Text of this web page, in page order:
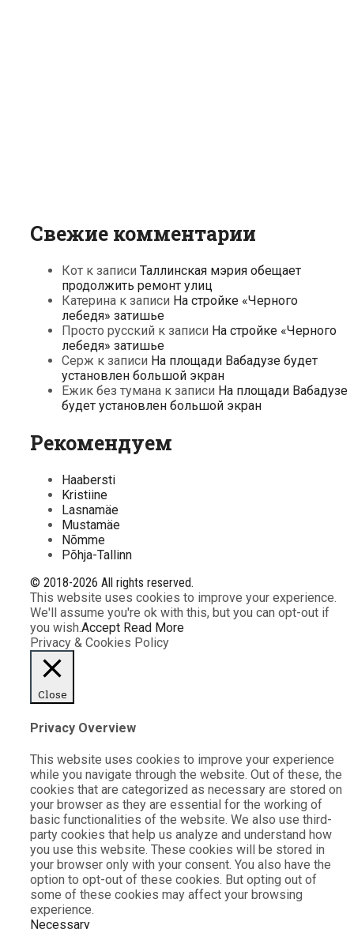
Свежие комментарии
Кот к записи Таллинская мэрия обещает
продолжить ремонт улиц
Катерина к записи На стройке «Черного
лебедя» затишье
Просто русский к записи На стройке «Черного
лебедя» затишье
Серж к записи На площади Вабадузе будет
установлен большой экран
Ежик без тумана к записи На площади Вабадузе
будет установлен большой экран
Рекомендуем
Haabersti
Kristiine
Lasnamäe
Mustamäe
Nõmme
Põhja-Tallinn
© 2018-2026 All rights reserved.
This website uses cookies to improve your experience.
We'll assume you're ok with this, but you can opt-out if
you wish.Accept Read More
Privacy & Cookies Policy
Close
Privacy Overview
This website uses cookies to improve your experience
while you navigate through the website. Out of these, the
cookies that are categorized as necessary are stored on
your browser as they are essential for the working of
basic functionalities of the website. We also use third-
party cookies that help us analyze and understand how
you use this website. These cookies will be stored in
your browser only with your consent. You also have the
option to opt-out of these cookies. But opting out of
some of these cookies may affect your browsing
experience.
Necessary